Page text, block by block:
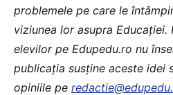
problemele pe care le
viziunea lor asupra
elevilor pe Edupedu.ro nu
publicația susține aceste idei
opiniile pe